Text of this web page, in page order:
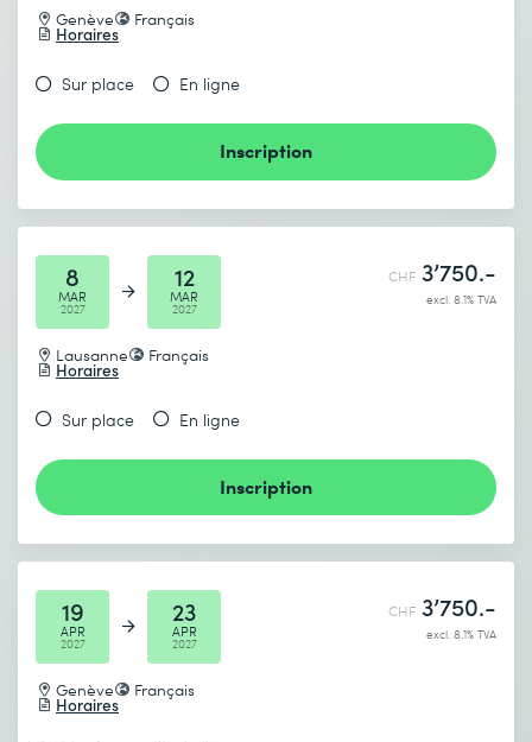
Genève Français
Horaires
Sur place En ligne
Inscription
8
MAR
2027
12
MAR
2027
Lausanne Français
Horaires
CHF 3’750.-
excl. 8.1% TVA
Sur place En ligne
Inscription
19
APR
2027
23
APR
2027
Genève Français
Horaires
CHF 3’750.-
excl. 8.1% TVA